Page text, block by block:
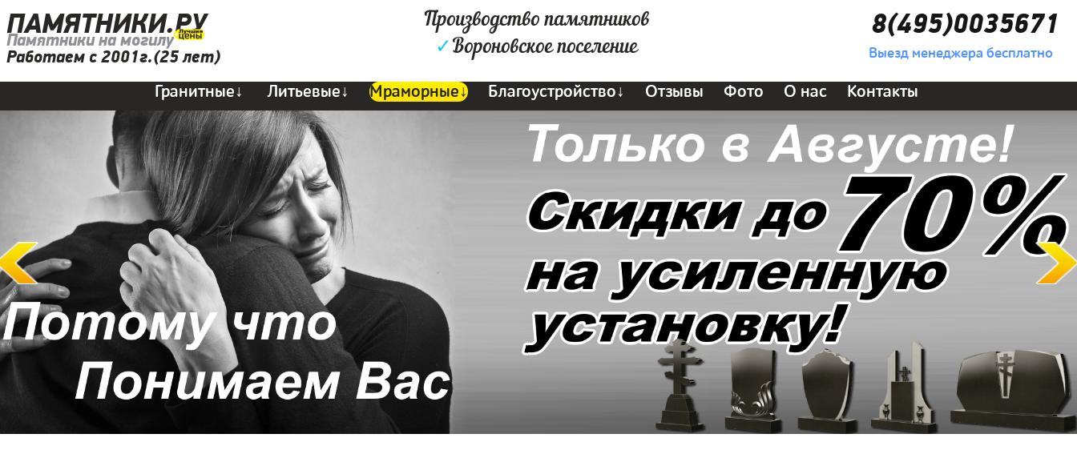
ПАМЯТНИКИ.РУ
Памятники на могилу
Работаем с 2001г.(25 лет)
Производство памятников
✓Вороновское поселение
8(495)0035671
Выезд менеджера бесплатно
Гранитные↓ Литьевые↓ Мраморные↓ Благоустройство↓ Отзывы Фото О нас Контакты